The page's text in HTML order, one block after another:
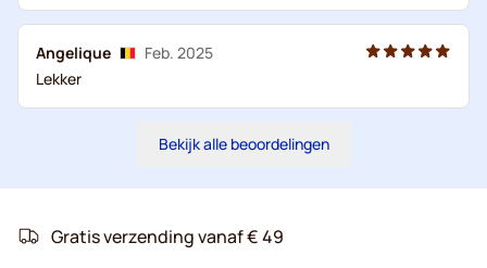
Angelique
Feb. 2025
Lekker
Bekijk alle beoordelingen
Gratis verzending vanaf € 49